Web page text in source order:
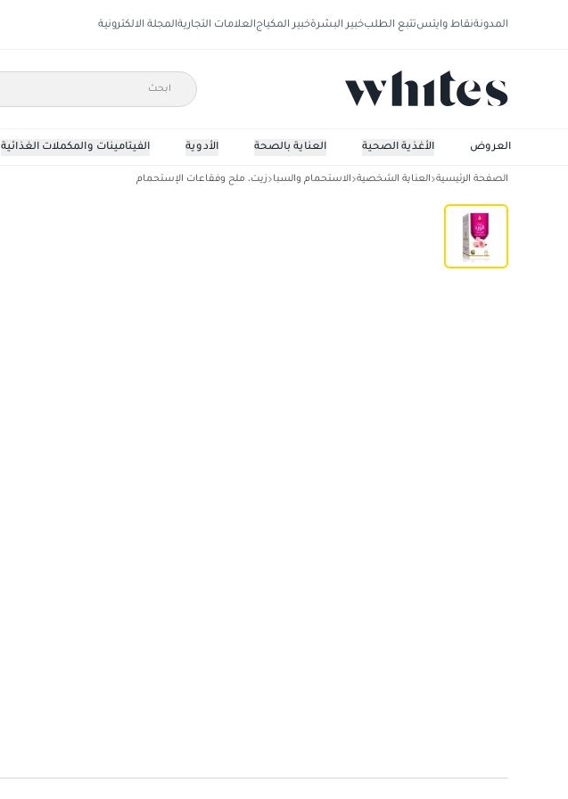
المدونةنقاط وايتستتبع الطلبخبير البشرةخبير المكياجالعلامات التجاريةالمجلة الالكترونية
الفيتامينات والمكملات الغذائية الأدوية العناية بالصحة الأغذية الصحية العروض
الصفحة الرئيسية العناية الشخصية الاستحمام والسبا زيت، ملح وفقاعات الإستحمام